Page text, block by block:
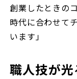
創業したときの
時代に合わせて
います」
職人技が